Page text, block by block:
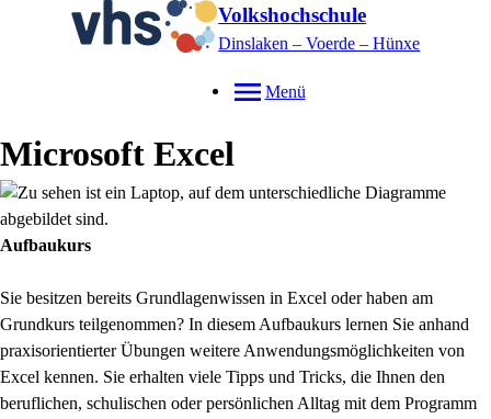
Volkshochschule
Dinslaken – Voerde – Hünxe
Menü
Microsoft Excel
Aufbaukurs
Sie besitzen bereits Grundlagenwissen in Excel oder haben am
Grundkurs teilgenommen? In diesem Aufbaukurs lernen Sie anhand
praxisorientierter Übungen weitere Anwendungsmöglichkeiten von
Excel kennen. Sie erhalten viele Tipps und Tricks, die Ihnen den
beruflichen, schulischen oder persönlichen Alltag mit dem Programm